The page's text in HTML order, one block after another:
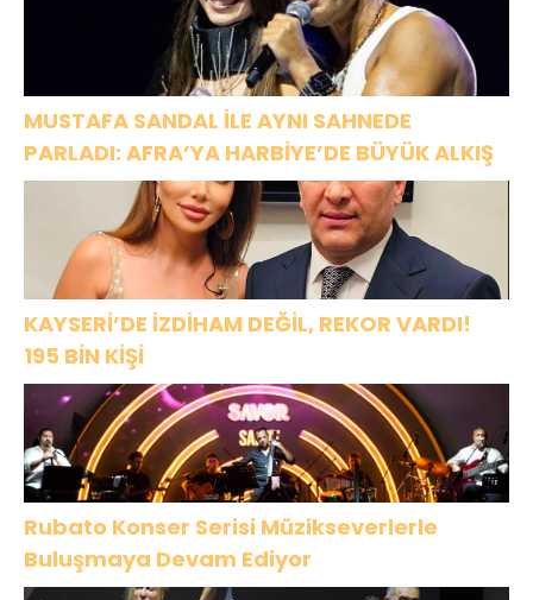
MUSTAFA SANDAL İLE AYNI SAHNEDE
PARLADI: AFRA’YA HARBİYE’DE BÜYÜK ALKIŞ
KAYSERİ’DE İZDİHAM DEĞİL, REKOR VARDI!
195 BİN KİŞİ
Rubato Konser Serisi Müzikseverlerle
Buluşmaya Devam Ediyor